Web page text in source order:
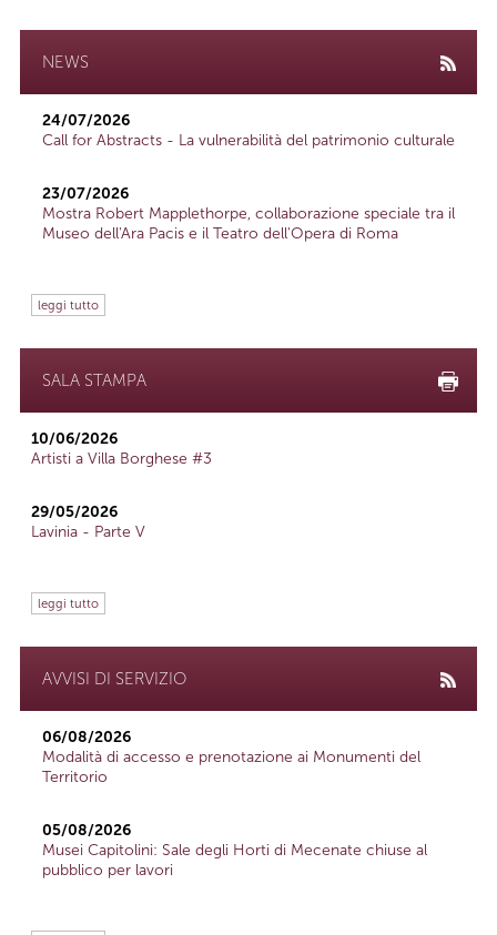
NEWS
24/07/2026
Call for Abstracts - La vulnerabilità del patrimonio culturale
23/07/2026
Mostra Robert Mapplethorpe, collaborazione speciale tra il
Museo dell'Ara Pacis e il Teatro dell'Opera di Roma
leggi tutto
SALA STAMPA
10/06/2026
Artisti a Villa Borghese #3
29/05/2026
Lavinia - Parte V
leggi tutto
AVVISI DI SERVIZIO
06/08/2026
Modalità di accesso e prenotazione ai Monumenti del
Territorio
05/08/2026
Musei Capitolini: Sale degli Horti di Mecenate chiuse al
pubblico per lavori